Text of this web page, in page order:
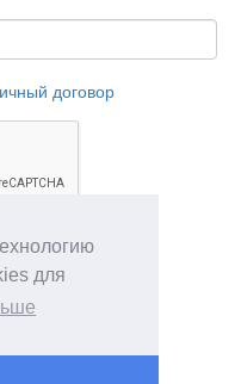
для
договор